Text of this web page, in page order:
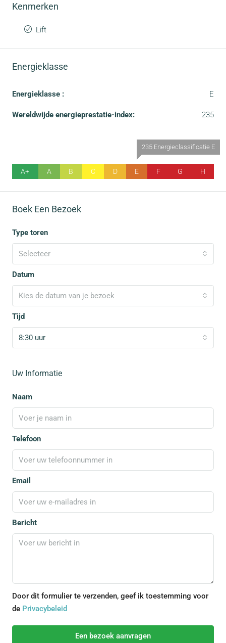
Kenmerken
Lift
Energieklasse
Energieklasse : E
Wereldwijde energieprestatie-index: 235
A+ A B C D
235 Energieclassificatie E
E F G H
Boek Een Bezoek
Type toren
Selecteer
Datum
Kies de datum van je bezoek
Tijd
8:30 uur
Uw Informatie
Naam
Telefoon
Email
Bericht
Door dit formulier te verzenden, geef ik toestemming voor
de Privacybeleid
Een bezoek aanvragen